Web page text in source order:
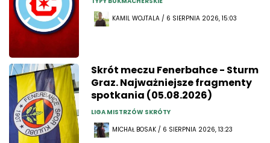
KAMIL WOJTALA / 6 SIERPNIA 2026, 15:03
Skrót meczu Fenerbahce - Sturm
Graz. Najważniejsze fragmenty
spotkania (05.08.2026)
LIGA MISTRZÓW SKRÓTY
MICHAŁ BOSAK / 6 SIERPNIA 2026, 13:23